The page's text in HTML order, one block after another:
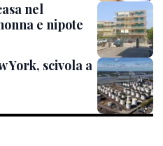
nel
e nipote
York, scivola a